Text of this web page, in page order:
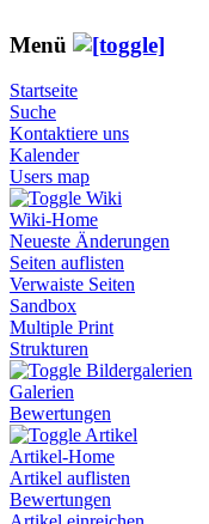
Menü
Startseite
Suche
Kontaktiere uns
Kalender
Users map
Wiki
Wiki-Home
Neueste Änderungen
Seiten auflisten
Verwaiste Seiten
Sandbox
Multiple Print
Strukturen
Bildergalerien
Galerien
Bewertungen
Artikel
Artikel-Home
Artikel auflisten
Bewertungen